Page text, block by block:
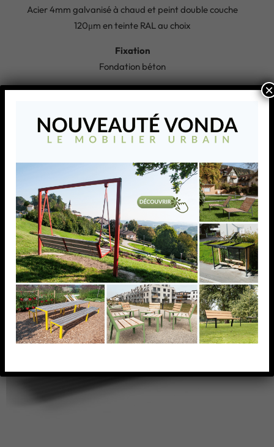
Acier 4mm galvanisé à chaud et peint double couche
120μm en teinte RAL au choix
Fixation
Fondation béton
Poids
Produits similaires
×